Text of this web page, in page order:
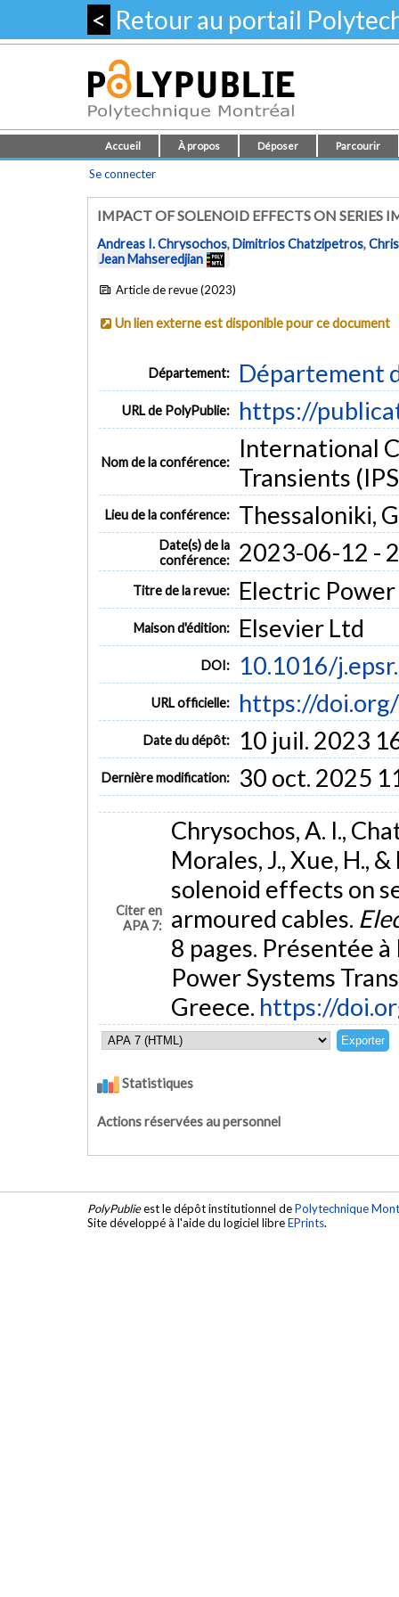
< Retour au portail
Accueil À propos Déposer Parcourir
Se connecter
IMPACT OF SOLENOID EFFECTS ON SERIES
Andreas I. Chrysochos,Dimitrios Chatzipetros,
Jean Mahseredjian
Article de revue (2023)
Un lien externe est disponible pour ce document
Département: Département
URL de PolyPublie: https://
Nom de la conférence:
International
Transients
Lieu de la conférence: Thessaloniki,
Date(s) de la
conférence:
2023-06-12 -
Titre de la revue: Electric
Maison d'édition: Elsevier Ltd
DOI: 10.1016/
URL officielle: https://
Date du dépôt: 10 juil. 2023
Dernière modification: 30 oct. 2025
Citer en
APA 7:
Chrysochos, A. I.,
Morales, J., Xue, H.,
solenoid effects on
armoured cables.
8 pages. Présentée
Power Systems
Greece. https://
Statistiques
Actions réservées au personnel
PolyPublieest le dépôt institutionnel dePolytechnique
Site développé à l'aide du logiciel libreEPrints.